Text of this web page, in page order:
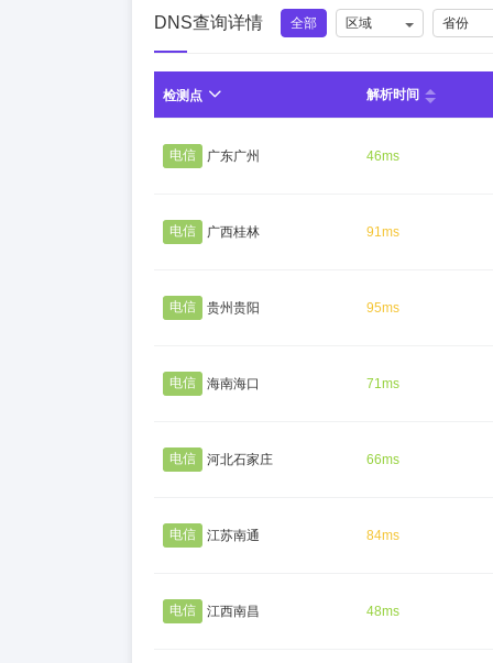
DNS查询详情 全部 区域 省份
检测点 解析时间
电信 广东广州 46ms
电信 广西桂林 91ms
电信 贵州贵阳 95ms
电信 海南海口 71ms
电信 河北石家庄 66ms
电信 江苏南通 84ms
电信 江西南昌 48ms